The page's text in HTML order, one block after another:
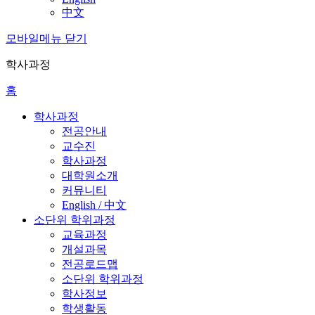
中文
모바일메뉴 닫기
학사과정
홈
학사과정
전공안내
교수진
학사과정
대학원소개
커뮤니티
English / 中文
소단위 학위과정
교육과정
개설과목
전공로드맵
소단위 학위과정
학사정보
학생활동